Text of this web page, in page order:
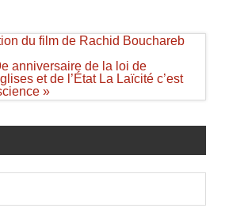
du film de Rachid Bouchareb
anniversaire de la loi de
et de l’État La Laïcité c’est
»